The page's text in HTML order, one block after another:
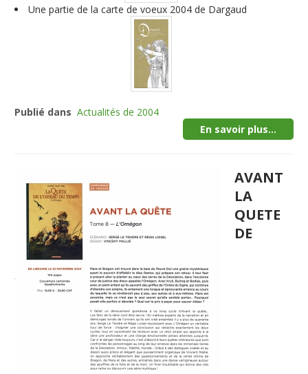
Une partie de la carte de voeux 2004 de Dargaud
Publié dans Actualités de 2004
En savoir plus...
AVANT
LA
QUETE
DE